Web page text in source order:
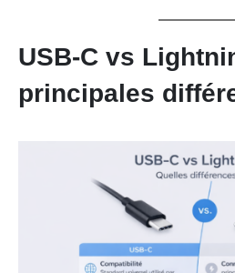
USB-C vs
principales